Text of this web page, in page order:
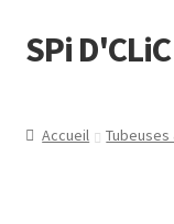
SPi D'CLiC
Accueil Tubeuses